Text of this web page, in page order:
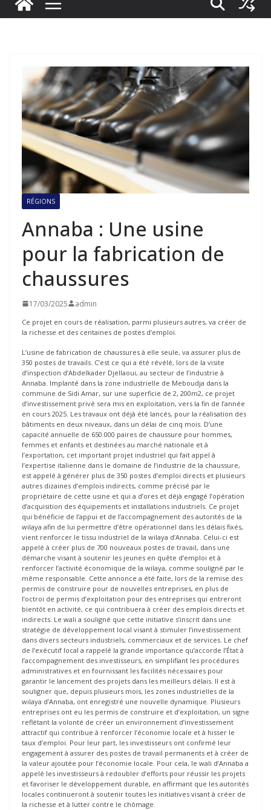
RÉGIONS
Annaba : Une usine
pour la fabrication de
chaussures
17/03/2025 admin
Ce projet en cours de réalisation, parmi plusieurs autres, va créer de
la richesse et des centaines de postes d’emploi.
L’usine de fabrication de chaussures à elle seule, va assurer plus de
350 postes de travails. C’est ce qui a été révélé, lors de la visite
d’inspection d’Abdelkader Djellaoui, au secteur de l’industrie à
Annaba. Implanté dans la zone industrielle de Meboudja dans la
commune de Sidi Amar, sur une superficie de 2, 200m2, ce projet
d’investissement privé sera mis en exploitation, vers la fin de l’année
en cours 2025. Les travaux ont déjà été lancés, pour la réalisation des
bâtiments en deux niveaux, dans un délai de cinq mois. D’une
capacité annuelle de 650.000 paires de chaussure pour hommes,
femmes et enfants et destinées au marché nationale et à
l’exportation, cet important projet industriel qui fait appel à
l’expertise italienne dans le domaine de l’industrie de la chaussure,
est appelé à générer plus de 350 postes d’emploi directs et plusieurs
autres dizaines d’emplois indirects, comme précisé par le
propriétaire de cette usine et qui a d’ores et déjà engagé l’opération
d’acquisition des équipements et installations industriels. Ce projet
qui bénéficie de l’appui et de l’accompagnement des autorités de la
wilaya afin de lui permettre d’être opérationnel dans les délais fixés,
vient renforcer le tissu industriel de la wilaya d’Annaba. Celui-ci est
appelé à créer plus de 700 nouveaux postes de travail, dans une
démarche visant à soutenir les jeunes en quête d’emploi et à
renforcer l’activité économique de la wilaya, comme souligné par le
même responsable. Cette annonce a été faite, lors de la remise des
permis de construire pour de nouvelles entreprises, en plus de
l’octroi de permis d’exploitation pour des entreprises qui entreront
bientôt en activité, ce qui contribuera à créer des emplois directs et
indirects. Le wali a souligné que cette initiative s’inscrit dans une
stratégie de développement local visant à stimuler l’investissement
dans divers secteurs industriels, commerciaux et de services. Le chef
de l’exécutif local a rappelé la grande importance qu’accorde l’État à
l’accompagnement des investisseurs, en simplifiant les procédures
administratives et en fournissant les facilités nécessaires pour
garantir le lancement des projets dans les meilleurs délais. Il est à
souligner que, depuis plusieurs mois, les zones industrielles de la
wilaya d’Annaba, ont enregistré une nouvelle dynamique. Plusieurs
entreprises ont eu les permis de construire et d’exploitation, un signe
reflétant la volonté de créer un environnement d’investissement
attractif qui contribue à renforcer l’économie locale et à hisser le
taux d’emploi. Pour leur part, les investisseurs ont confirmé leur
engagement à assurer des postes de travail permanents et à créer de
la valeur ajoutée pour l’économie locale. Pour cela, le wali d’Annaba a
appelé les investisseurs à redoubler d’efforts pour réussir les projets
et favoriser le développement durable, en affirmant que les autorités
locales continueront à soutenir toutes les initiatives visant à créer de
la richesse et à lutter contre le chômage.